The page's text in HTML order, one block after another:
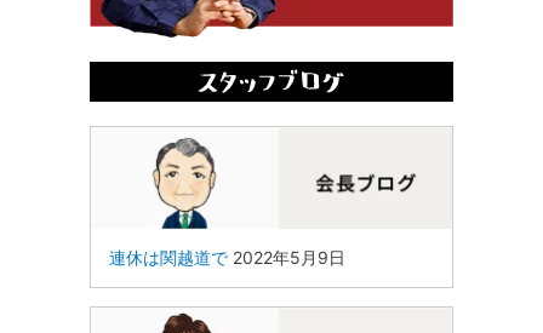
連休は関越道で 2022年5月9日